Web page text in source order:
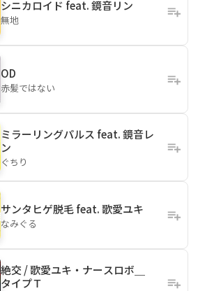
シニカロイド feat. 鏡音リン
無地
OD
赤髪ではない
ミラーリングパルス feat. 鏡音レ
ン
ぐちり
サンタヒゲ脱毛 feat. 歌愛ユキ
なみぐる
絶交 / 歌愛ユキ・ナースロボ＿
タイプＴ